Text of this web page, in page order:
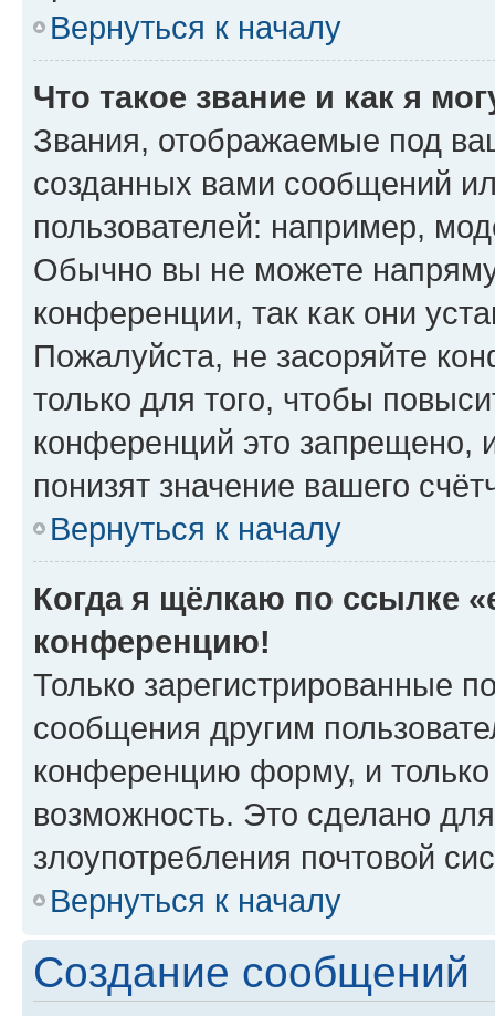
Вернуться к началу
Что такое звание и как я
Звания, отображаемые под
созданных вами сообщений
пользователей: например,
Обычно вы не можете
конференции, так как они
Пожалуйста, не засоряйте
только для того, чтобы
конференций это запрещено,
понизят значение вашего
Вернуться к началу
Когда я щёлкаю по ссылке
конференцию!
Только зарегистрированные
сообщения другим
конференцию форму, и
возможность. Это сделано
злоупотребления почтовой
Вернуться к началу
Создание сообщений